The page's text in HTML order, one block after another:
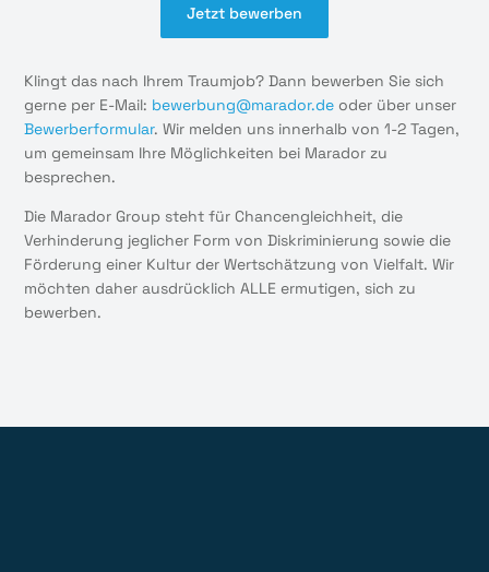
Jetzt bewerben
Klingt das nach Ihrem Traumjob? Dann bewerben Sie sich
gerne per E-Mail: bewerbung@marador.de oder über unser
Bewerberformular. Wir melden uns innerhalb von 1-2 Tagen,
um gemeinsam Ihre Möglichkeiten bei Marador zu
besprechen.
Die Marador Group steht für Chancengleichheit, die
Verhinderung jeglicher Form von Diskriminierung sowie die
Förderung einer Kultur der Wertschätzung von Vielfalt. Wir
möchten daher ausdrücklich ALLE ermutigen, sich zu
bewerben.